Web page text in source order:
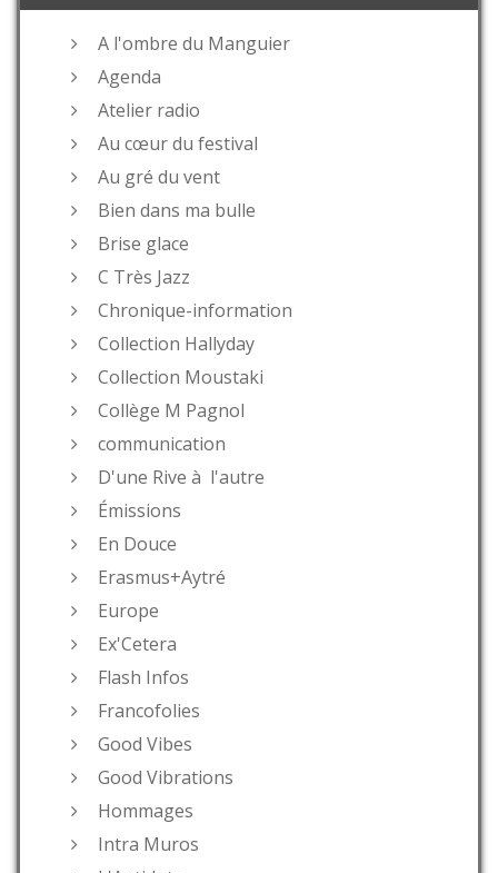
A l'ombre du Manguier
Agenda
Atelier radio
Au cœur du festival
Au gré du vent
Bien dans ma bulle
Brise glace
C Très Jazz
Chronique-information
Collection Hallyday
Collection Moustaki
Collège M Pagnol
communication
D'une Rive à l'autre
Émissions
En Douce
Erasmus+Aytré
Europe
Ex'Cetera
Flash Infos
Francofolies
Good Vibes
Good Vibrations
Hommages
Intra Muros